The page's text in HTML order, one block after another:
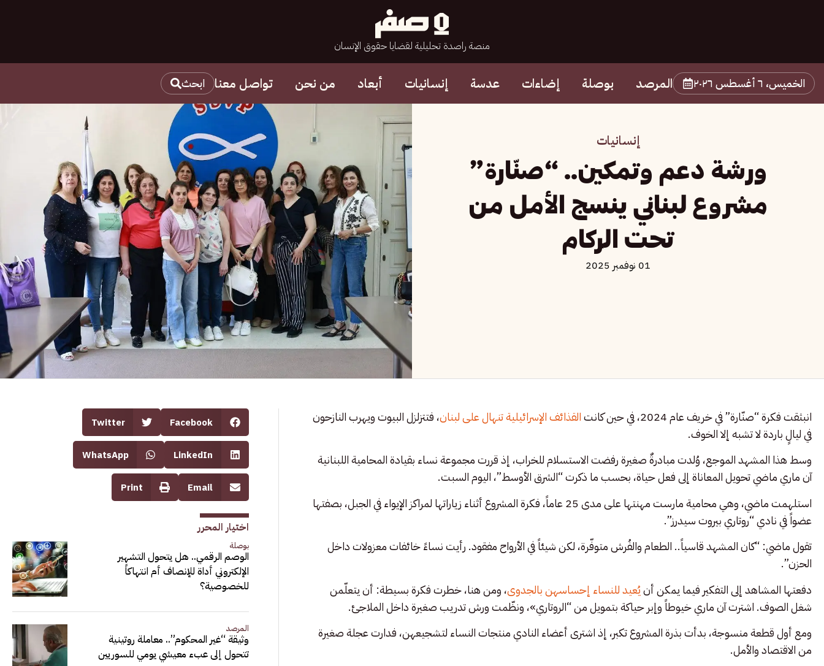
منصة راصدة تحليلية لقضايا حقوق الإنسان
الخميس، ٦ أغسطس ٢٠٢٦ المرصد بوصلة إضاءات عدسة إنسانيات أبعاد من نحن تواصل معنا ابحث
إنسانيات
ورشة دعم وتمكين.. “صنّارة”
مشروع لبناني ينسج الأمل من
تحت الركام
01 نوفمبر 2025
انبثقت فكرة “صنّارة” في خريف عام 2024، في حين كانت القذائف الإسرائيلية تنهال على لبنان، فتتزلزل البيوت ويهرب النازحون
في ليالٍ باردة لا تشبه إلا الخوف.
وسط هذا المشهد الموجع، وُلدت مبادرةٌ صغيرة رفضت الاستسلام للخراب، إذ قررت مجموعة نساء بقيادة المحامية اللبنانية
آن ماري ماضي تحويل المعاناة إلى فعل حياة، بحسب ما ذكرت “الشرق الأوسط”، اليوم السبت.
استلهمت ماضي، وهي محامية مارست مهنتها على مدى 25 عاماً، فكرة المشروع أثناء زياراتها لمراكز الإيواء في الجبل، بصفتها
عضواً في نادي “روتاري بيروت سيدرز”.
تقول ماضي: “كان المشهد قاسياً.. الطعام والفُرش متوفّرة، لكن شيئاً في الأرواح مفقود. رأيت نساءً خائفات معزولات داخل
الحزن”.
دفعتها المشاهد إلى التفكير فيما يمكن أنيُعيد للنساء إحساسهن بالجدوى، ومن هنا، خطرت فكرة بسيطة: أن يتعلّمن
شغل الصوف. اشترت آن ماري خيوطاً وإبر حياكة بتمويل من “الروتاري»، ونظّمت ورش تدريب صغيرة داخل الملاجئ.
ومع أول قطعة منسوجة، بدأت بذرة المشروع تكبر، إذ اشترى أعضاء النادي منتجات النساء لتشجيعهن، فدارت عجلة صغيرة
من الاقتصاد والأمل.
Facebook
Twitter
LinkedIn
WhatsApp
Email
Print
اختيار المحرر
بوصلة
الوصم الرقمي.. هل يتحول التشهير
الإلكتروني أداة للإنصاف أم انتهاكاً
للخصوصية؟
المرصد
وثيقة “غير المحكوم”.. معاملة روتينية
تتحول إلى عبء معيشي يومي للسوريين